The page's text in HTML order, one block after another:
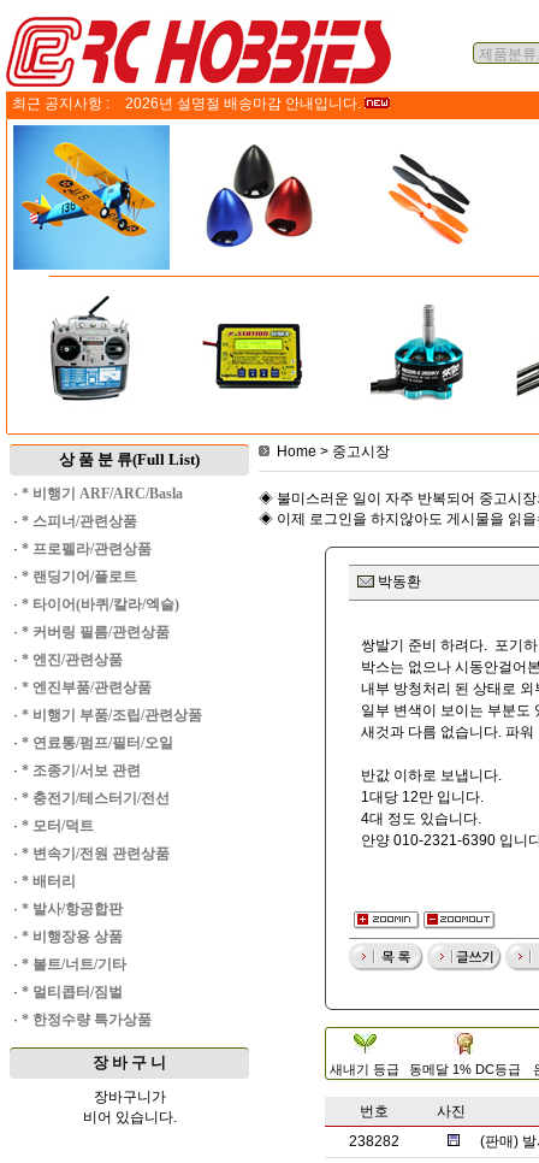
최근 공지사항 : 2026년 설명절 배송마감 안내입니다.
상 품 분 류(Full List)
· * 비행기 ARF/ARC/Basla
· * 스피너/관련상품
· * 프로펠라/관련상품
· * 랜딩기어/플로트
· * 타이어(바퀴/칼라/엑슬)
· * 커버링 필름/관련상품
· * 엔진/관련상품
· * 엔진부품/관련상품
· * 비행기 부품/조립/관련상품
· * 연료통/펌프/필터/오일
· * 조종기/서보 관련
· * 충전기/테스터기/전선
· * 모터/덕트
· * 변속기/전원 관련상품
· * 배터리
· * 발사/항공합판
· * 비행장용 상품
· * 볼트/너트/기타
· * 멀티콥터/짐벌
· * 한정수량 특가상품
장 바 구 니
장바구니가
비어 있습니다.
Home > 중고시장
◈ 불미스러운 일이 자주 반복되어 중고시
◈ 이제 로그인을 하지않아도 게시물을 읽
박동환
쌍발기 준비 하려다. 포기
박스는 없으나 시동안걸어
내부 방청처리 된 상태로 외
일부 변색이 보이는 부분도
새것과 다름 없습니다. 파워
반값 이하로 보냅니다.
1대당 12만 입니다.
4대 정도 있습니다.
안양 010-2321-6390 입니
새내기 등급 동메달 1% DC등급
번호
사진
238282
(판매)